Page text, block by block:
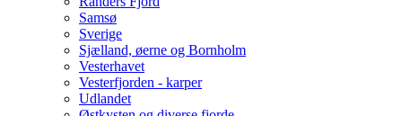
Samsø
Sverige
Sjælland, øerne og Bornholm
Vesterhavet
Vesterfjorden - karper
Udlandet